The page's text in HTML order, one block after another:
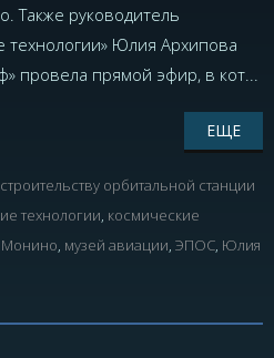
Также руководитель
технологии» Юлия Архипова
провела прямой эфир, в кот...
ЕЩЕ
орбитальной станции
технологии космические
Монино музей авиации ЭПОС Юлия